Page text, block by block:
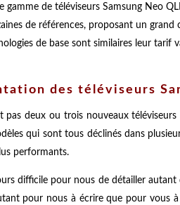
gamme de téléviseurs Samsung Neo
de références, proposant un
de base sont similaires leur tarif
des téléviseurs
pas deux ou trois nouveaux
qui sont tous déclinés dans
performants.
difficile pour nous de détailler
pour nous à écrire que pour vous